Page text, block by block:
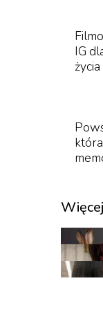
jej
„
IG
życia